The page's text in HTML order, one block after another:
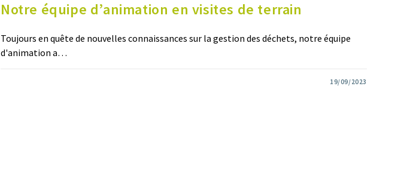
Notre équipe d’animation en visites de terrain
Toujours en quête de nouvelles connaissances sur la gestion des déchets, notre équipe
d'animation a…
19/09/2023